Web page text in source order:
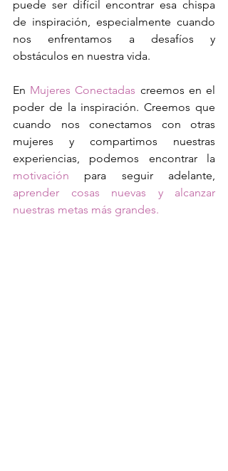
puede ser difícil encontrar esa chispa
de inspiración, especialmente cuando
nos enfrentamos a desafíos y
obstáculos en nuestra vida.
En Mujeres Conectadas creemos en el
poder de la inspiración. Creemos que
cuando nos conectamos con otras
mujeres y compartimos nuestras
motivación
aprender cosas nuevas y alcanzar
nuestras metas más grandes.